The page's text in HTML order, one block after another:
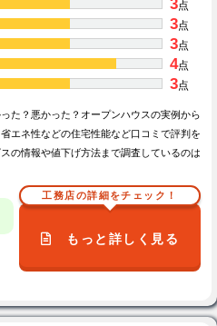
3点
3点
3点
4点
3点
た？悪かった？オープンハウスの実例から
エネ性などの住宅性能など口コミで評判を
の情報や値下げ方法まで調査しているのは
工務店の詳細をチェック！
もっと詳しく見る